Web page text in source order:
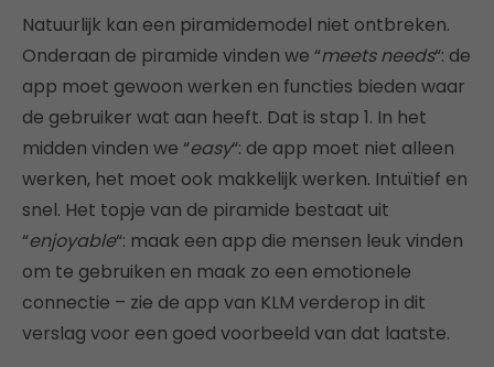
Natuurlijk kan een piramidemodel niet ontbreken.
Onderaan de piramide vinden we “meets needs“: de
app moet gewoon werken en functies bieden waar
de gebruiker wat aan heeft. Dat is stap 1. In het
midden vinden we “easy“: de app moet niet alleen
werken, het moet ook makkelijk werken. Intuïtief en
snel. Het topje van de piramide bestaat uit
“enjoyable“: maak een app die mensen leuk vinden
om te gebruiken en maak zo een emotionele
connectie – zie de app van KLM verderop in dit
verslag voor een goed voorbeeld van dat laatste.